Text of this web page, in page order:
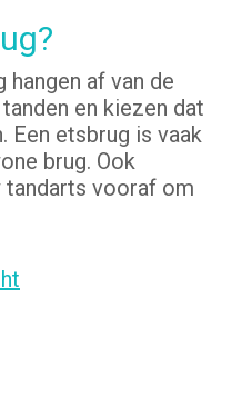
hangen af van de
en kiezen dat
Een etsbrug is vaak
brug. Ook
tandarts vooraf om